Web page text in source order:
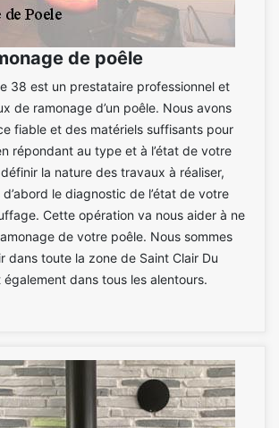
de poêle
38 est un prestataire professionnel et
de ramonage d’un poêle. Nous avons
fiable et des matériels suffisants pour
répondant au type et à l’état de votre
la nature des travaux à réaliser,
le diagnostic de l’état de votre
Cette opération va nous aider à ne
de votre poêle. Nous sommes
dans toute la zone de Saint Clair Du
dans tous les alentours.